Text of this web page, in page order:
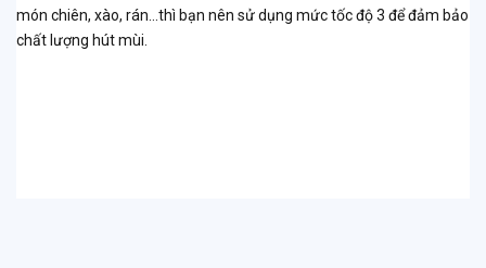
món chiên, xào, rán…thì bạn nên sử dụng mức tốc độ 3 để đảm bảo
chất lượng hút mùi.